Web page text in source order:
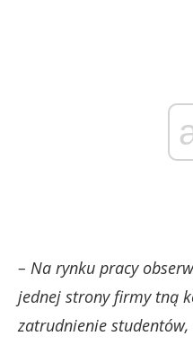
– Na rynku pracy
jednej strony firmy tną
zatrudnienie studentów,